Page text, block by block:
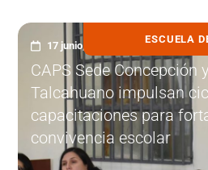
ESCUELA
17 junio, 2025
CAPS Sede Concepción
Talcahuano impulsan
capacitaciones para
convivencia escolar